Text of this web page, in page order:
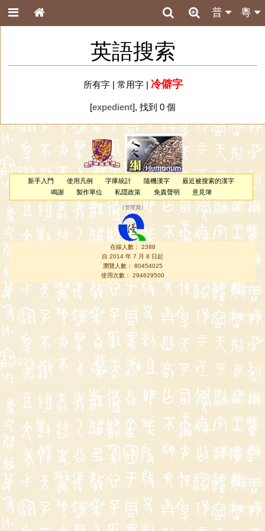
粵
普
英語搜索
所有字| 常用字| 冷僻字
[expedient], 找到 0 個
新手入門 使用凡例 字庫統計 隨機漢字
最近被搜索的漢字
鳴謝
製作單位 私隱政策 免責聲明 意見簿
（管理員 ）
在線人數： 2388
自 2014 年 7 月 8 日起
瀏覽人數： 80454025
使用次數： 294629500